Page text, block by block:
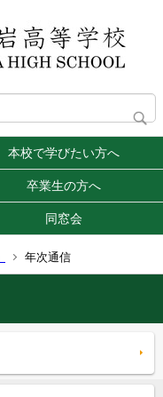
本校で学びたい方へ
卒業生の方へ
同窓会
年次通信